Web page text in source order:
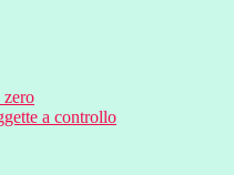
zero
a controllo